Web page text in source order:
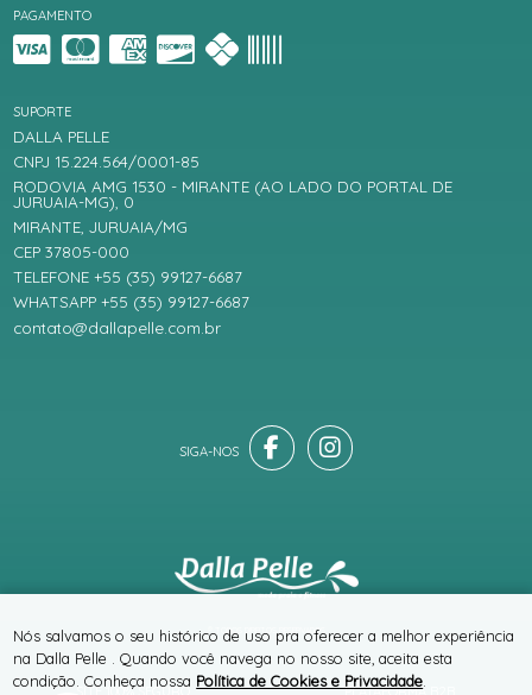
PAGAMENTO
SUPORTE
DALLA PELLE
CNPJ 15.224.564/0001-85
RODOVIA AMG 1530 - MIRANTE (AO LADO DO PORTAL DE
JURUAIA-MG), 0
MIRANTE, JURUAIA/MG
CEP 37805-000
TELEFONE +55 (35) 99127-6687
WHATSAPP +55 (35) 99127-6687
contato@dallapelle.com.br
® TODOS DIREITOS RESERVADOS
Nós salvamos o seu histórico de uso pra oferecer a melhor experiência
na Dalla Pelle . Quando você navega no nosso site, aceita esta
condição. Conheça nossa Política de Cookies e Privacidade